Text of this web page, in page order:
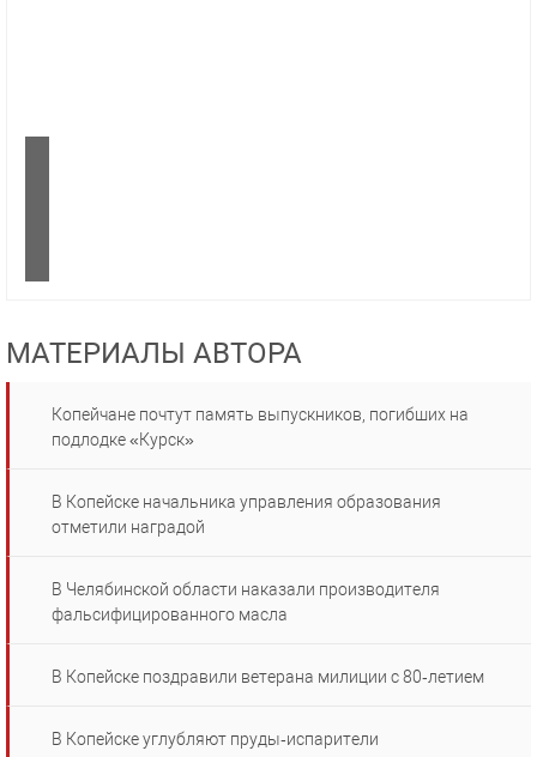
МАТЕРИАЛЫ АВТОРА
Копейчане почтут память выпускников, погибших на
подлодке «Курск»
В Копейске начальника управления образования
отметили наградой
В Челябинской области наказали производителя
фальсифицированного масла
В Копейске поздравили ветерана милиции с 80‑летием
В Копейске углубляют пруды‑испарители